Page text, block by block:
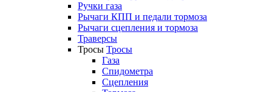
Ручки газа
Рычаги КПП и педали тормоза
Рычаги сцепления и тормоза
Траверсы
Тросы Тросы
Газа
Спидометра
Сцепления